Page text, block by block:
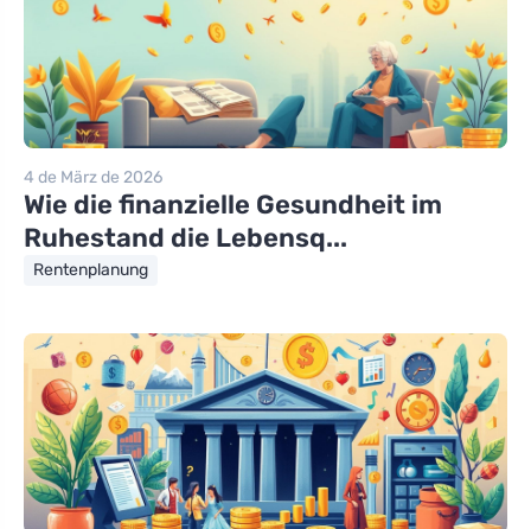
4 de März de 2026
Wie die finanzielle Gesundheit im
Ruhestand die Lebensq...
Rentenplanung